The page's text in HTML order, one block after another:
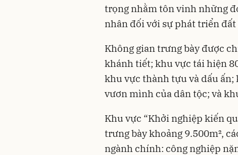
trọng nhằm tôn vinh những
nhân đối với sự phát triển
Không gian trưng bày được
khánh tiết; khu vực tái hiện
khu vực thành tựu và dấu
vươn mình của dân tộc; và
Khu vực “Khởi nghiệp kiến
trưng bày khoảng 9.500m²,
ngành chính: công nghiệp